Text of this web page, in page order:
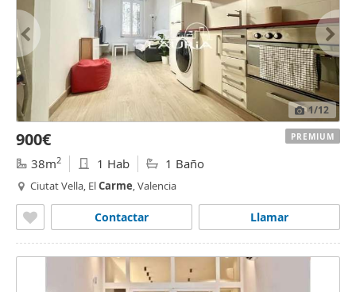
1/12
900€
38m2 1 Hab 1 Baño
Ciutat Vella, ElCarme, Valencia
Llamar
Contactar
PREMIUM